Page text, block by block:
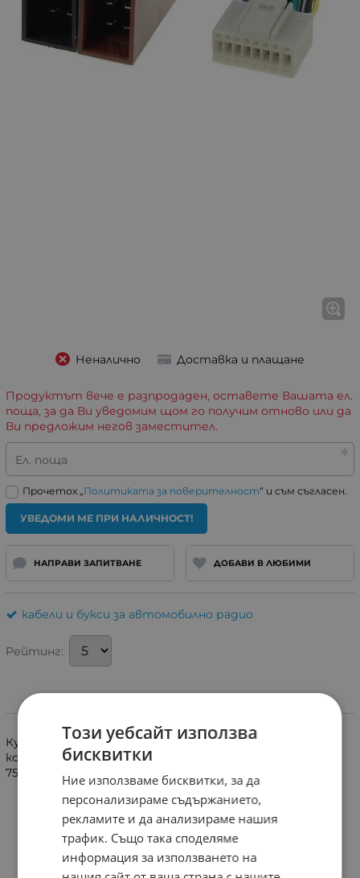
Неналично Доставка и плащане
Продуктът вече е разпродаден, оставете Вашата ел.
поща, за да Ви уведомим щом го получим отново или да
Ви предложим негов заместител.
Ел. поща
Прочетох „ Политиката за поверителност“ и съм съгласен.
УВЕДОМИ МЕ ПРИ НАЛИЧНОСТ!
НАПРАВИ ЗАПИТВАНЕ ДОБАВИ В ЛЮБИМИ
кабели и букси за автомобилно радио
Рейтинг:
Куплунг за свързване на авторадио ALPINE/ISO
конектор. Подходящ за: 7513, 7514, 7515, 7515 R, 7517, 7521,
7521 R, 7805, 7806, 7807, 7807 R, 7816, 7817, 7818, 7834
Този уебсайт използва
бисквитки
Ние използваме бисквитки, за да
персонализираме съдържанието,
рекламите и да анализираме нашия
трафик. Също така споделяме
информация за използването на